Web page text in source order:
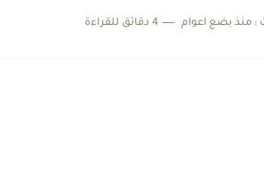
: منذ بضع اعوام 4 دقائق للقراءة